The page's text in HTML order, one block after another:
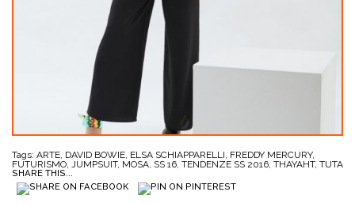
Tags: ARTE, DAVID BOWIE, ELSA SCHIAPPARELLI, FREDDY MERCURY,
FUTURISMO, JUMPSUIT, MOSA, SS 16, TENDENZE SS 2016, THAYAHT, TUTA
SHARE THIS...